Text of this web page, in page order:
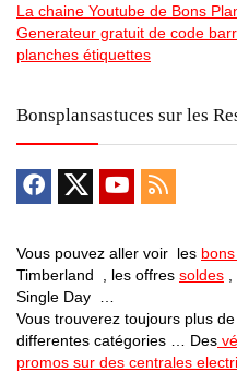
La chaine Youtube de Bons
Generateur gratuit de code
planches étiquettes
Bonsplansastuces sur les
Vous pouvez aller voir les
Timberland , les offres soldes
Single Day …
Vous trouverez toujours plus
differentes catégories … Des
promos sur des centrales